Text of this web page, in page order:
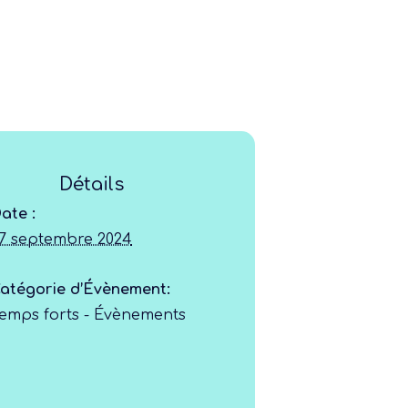
Construire
Jouer
Former
Détails
:
septembre 2024
d’Évènement:
forts - Évènements